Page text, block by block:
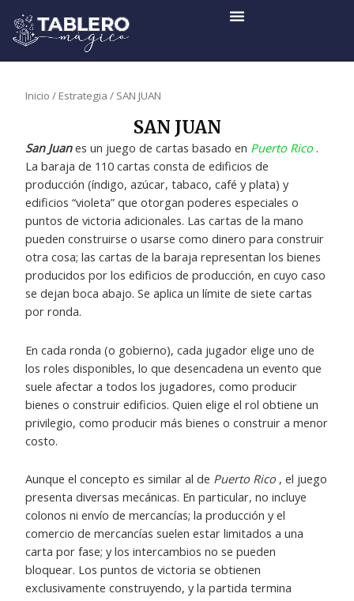
contenido
Inicio / Estrategia / SAN JUAN
SAN JUAN
San Juanes un juego de cartas basado en Puerto Rico.
La baraja de 110 cartas consta de edificios de
producción (índigo, azúcar, tabaco, café y plata) y
edificios “violeta” que otorgan poderes especiales o
puntos de victoria adicionales. Las cartas de la mano
pueden construirse o usarse como dinero para construir
otra cosa; las cartas de la baraja representan los bienes
producidos por los edificios de producción, en cuyo caso
se dejan boca abajo. Se aplica un límite de siete cartas
por ronda.
En cada ronda (o gobierno), cada jugador elige uno de
los roles disponibles, lo que desencadena un evento que
suele afectar a todos los jugadores, como producir
bienes o construir edificios. Quien elige el rol obtiene un
privilegio, como producir más bienes o construir a menor
costo.
Aunque el concepto es similar al de Puerto Rico , el juego
presenta diversas mecánicas. En particular, no incluye
colonos ni envío de mercancías; la producción y el
comercio de mercancías suelen estar limitados a una
carta por fase; y los intercambios no se pueden
bloquear. Los puntos de victoria se obtienen
exclusivamente construyendo, y la partida termina